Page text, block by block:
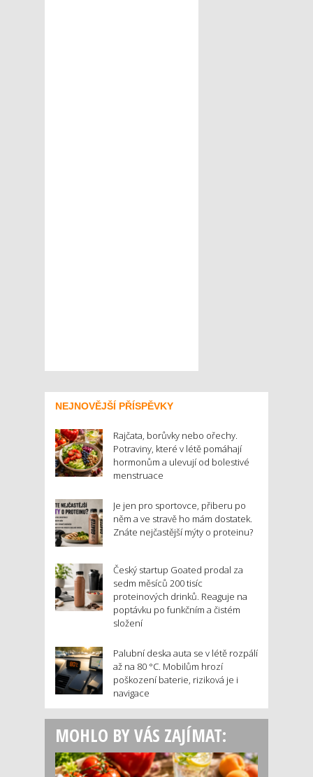
NEJNOVĚJŠÍ PŘÍSPĚVKY
Rajčata, borůvky nebo ořechy.
Potraviny, které v létě pomáhají
hormonům a ulevují od bolestivé
menstruace
Je jen pro sportovce, přiberu po
něm a ve stravě ho mám dostatek.
Znáte nejčastější mýty o proteinu?
Český startup Goated prodal za
sedm měsíců 200 tisíc
proteinových drinků. Reaguje na
poptávku po funkčním a čistém
složení
Palubní deska auta se v létě rozpálí
až na 80 °C. Mobilům hrozí
poškození baterie, riziková je i
navigace
MOHLO BY VÁS ZAJÍMAT: